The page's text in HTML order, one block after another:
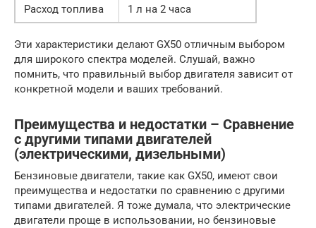
Расход топлива
1 л на 2 часа
Эти характеристики делают GX50 отличным выбором
для широкого спектра моделей. Слушай, важно
помнить, что правильный выбор двигателя зависит от
конкретной модели и ваших требований.
Преимущества и недостатки – Сравнение
с другими типами двигателей
(электрическими, дизельными)
Бензиновые двигатели, такие как GX50, имеют свои
преимущества и недостатки по сравнению с другими
типами двигателей. Я тоже думала, что электрические
двигатели проще в использовании, но бензиновые